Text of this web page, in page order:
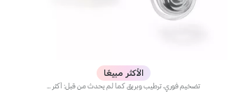
الأكثر مبيعًا